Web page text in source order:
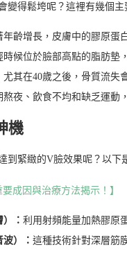
變得鬆垮呢？這裡有幾個主
年齡增長，皮膚中的膠原蛋
時候位於臉部高點的脂肪墊
尤其在40歲之後，骨質流失
熬夜、飲食不均和缺乏運動
機
到緊緻的V臉效果呢？以下
成因與治療方法揭示！】
： 利用射頻能量加熱膠原
）： 這種技術針對深層筋